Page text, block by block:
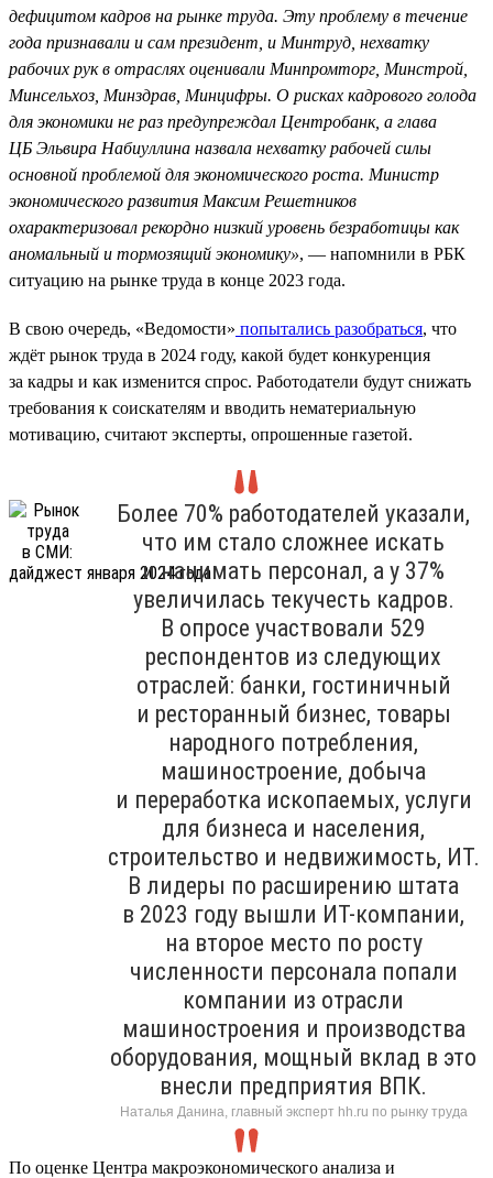
дефицитом кадров на рынке труда. Эту проблему в течение
года признавали и сам президент, и Минтруд, нехватку
рабочих рук в отраслях оценивали Минпромторг, Минстрой,
Минсельхоз, Минздрав, Минцифры. О рисках кадрового голода
для экономики не раз предупреждал Центробанк, а глава
ЦБ Эльвира Набиуллина назвала нехватку рабочей силы
основной проблемой для экономического роста. Министр
экономического развития Максим Решетников
охарактеризовал рекордно низкий уровень безработицы как
аномальный и тормозящий экономику», — напомнили в РБК
ситуацию на рынке труда в конце 2023 года.
В свою очередь, «Ведомости» попытались разобраться, что
ждёт рынок труда в 2024 году, какой будет конкуренция
за кадры и как изменится спрос. Работодатели будут снижать
требования к соискателям и вводить нематериальную
мотивацию, считают эксперты, опрошенные газетой.
Более 70% работодателей указали,
что им стало сложнее искать
и нанимать персонал, а у 37%
увеличилась текучесть кадров.
В опросе участвовали 529
респондентов из следующих
отраслей: банки, гостиничный
и ресторанный бизнес, товары
народного потребления,
машиностроение, добыча
и переработка ископаемых, услуги
для бизнеса и населения,
строительство и недвижимость, ИТ.
В лидеры по расширению штата
в 2023 году вышли ИТ-компании,
на второе место по росту
численности персонала попали
компании из отрасли
машиностроения и производства
оборудования, мощный вклад в это
внесли предприятия ВПК.
Наталья Данина, главный эксперт hh.ru по рынку труда
По оценке Центра макроэкономического анализа и